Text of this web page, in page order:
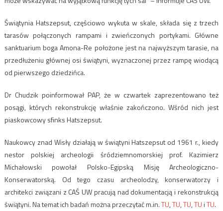
Świątynia Hatszepsut, częściowo wykuta w skale, składa się z trzech
tarasów połączonych rampami i zwieńczonych portykami. Główne
sanktuarium boga Amona-Re położone jest na najwyższym tarasie, na
przedłużeniu głównej osi świątyni, wyznaczonej przez rampę wiodącą
od pierwszego dziedzińca.
Dr Chudzik poinformował PAP, że w czwartek zaprezentowano też
posągi, których rekonstrukcję właśnie zakończono. Wśród nich jest
piaskowcowy sfinks Hatszepsut.
Naukowcy znad Wisły działają w świątyni Hatszepsut od 1961 r., kiedy
nestor polskiej archeologii śródziemnomorskiej prof. Kazimierz
Michałowski powołał Polsko-Egipską Misję Archeologiczno-
Konserwatorską. Od tego czasu archeolodzy, konserwatorzy i
architekci związani z CAŚ UW pracują nad dokumentacją i rekonstrukcją
świątyni. Na temat ich badań można przeczytać m.in.TU,TU,TU,TUiTU.